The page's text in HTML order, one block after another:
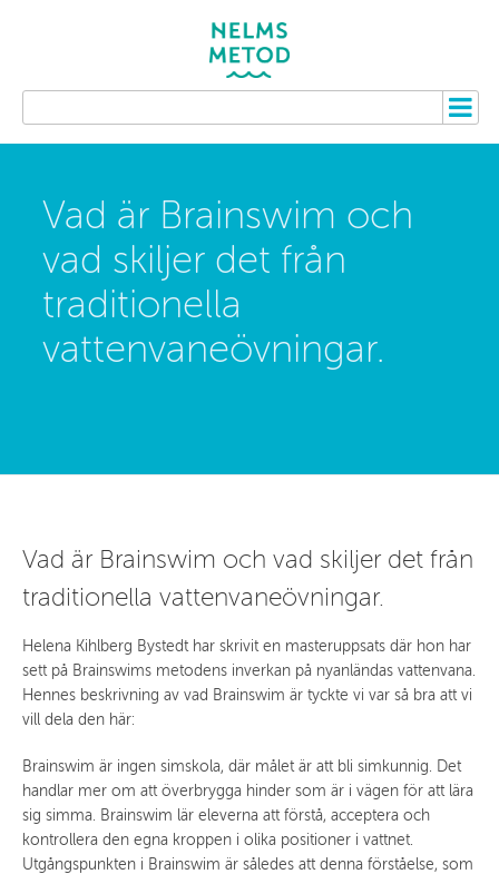
Vad är Brainswim och
vad skiljer det från
traditionella
vattenvaneövningar.
Vad är Brainswim och vad skiljer det från
traditionella vattenvaneövningar.
Helena Kihlberg Bystedt har skrivit en masteruppsats där hon har
sett på Brainswims metodens inverkan på nyanländas vattenvana.
Hennes beskrivning av vad Brainswim är tyckte vi var så bra att vi
vill dela den här:
Brainswim är ingen simskola, där målet är att bli simkunnig. Det
handlar mer om att överbrygga hinder som är i vägen för att lära
sig simma. Brainswim lär eleverna att förstå, acceptera och
kontrollera den egna kroppen i olika positioner i vattnet.
Utgångspunkten i Brainswim är således att denna förståelse, som